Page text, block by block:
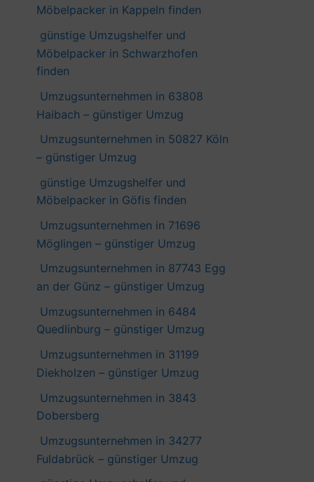
Möbelpacker in Kappeln finden
günstige Umzugshelfer und
Möbelpacker in Schwarzhofen
finden
Umzugsunternehmen in 63808
Haibach – günstiger Umzug
Umzugsunternehmen in 50827 Köln
– günstiger Umzug
günstige Umzugshelfer und
Möbelpacker in Göfis finden
Umzugsunternehmen in 71696
Möglingen – günstiger Umzug
Umzugsunternehmen in 87743 Egg
an der Günz – günstiger Umzug
Umzugsunternehmen in 6484
Quedlinburg – günstiger Umzug
Umzugsunternehmen in 31199
Diekholzen – günstiger Umzug
Umzugsunternehmen in 3843
Dobersberg
Umzugsunternehmen in 34277
Fuldabrück – günstiger Umzug